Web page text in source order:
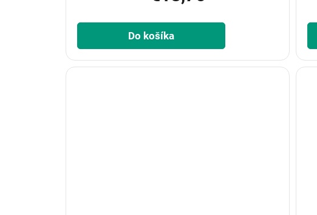
Do košíka